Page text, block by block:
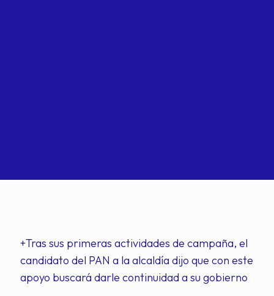
+Tras sus primeras actividades de campaña, el
candidato del PAN a la alcaldía dijo que con este
apoyo buscará darle continuidad a su gobierno